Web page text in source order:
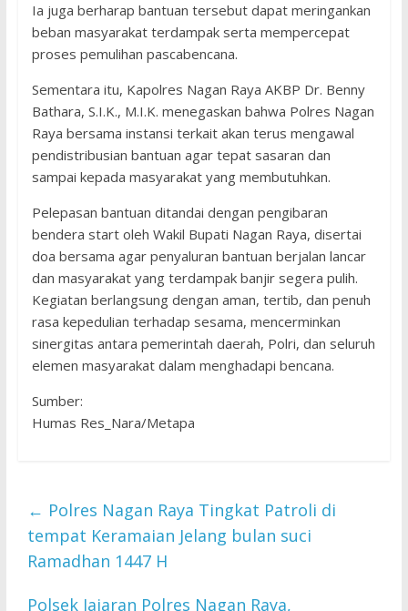
Ia juga berharap bantuan tersebut dapat meringankan
beban masyarakat terdampak serta mempercepat
proses pemulihan pascabencana.
Sementara itu, Kapolres Nagan Raya AKBP Dr. Benny
Bathara, S.I.K., M.I.K. menegaskan bahwa Polres Nagan
Raya bersama instansi terkait akan terus mengawal
pendistribusian bantuan agar tepat sasaran dan
sampai kepada masyarakat yang membutuhkan.
Pelepasan bantuan ditandai dengan pengibaran
bendera start oleh Wakil Bupati Nagan Raya, disertai
doa bersama agar penyaluran bantuan berjalan lancar
dan masyarakat yang terdampak banjir segera pulih.
Kegiatan berlangsung dengan aman, tertib, dan penuh
rasa kepedulian terhadap sesama, mencerminkan
sinergitas antara pemerintah daerah, Polri, dan seluruh
elemen masyarakat dalam menghadapi bencana.
Sumber:
‎Humas Res_Nara/Metapa
← Polres Nagan Raya Tingkat Patroli di
tempat Keramaian Jelang bulan suci
Ramadhan 1447 H
Polsek Jajaran Polres Nagan Raya,